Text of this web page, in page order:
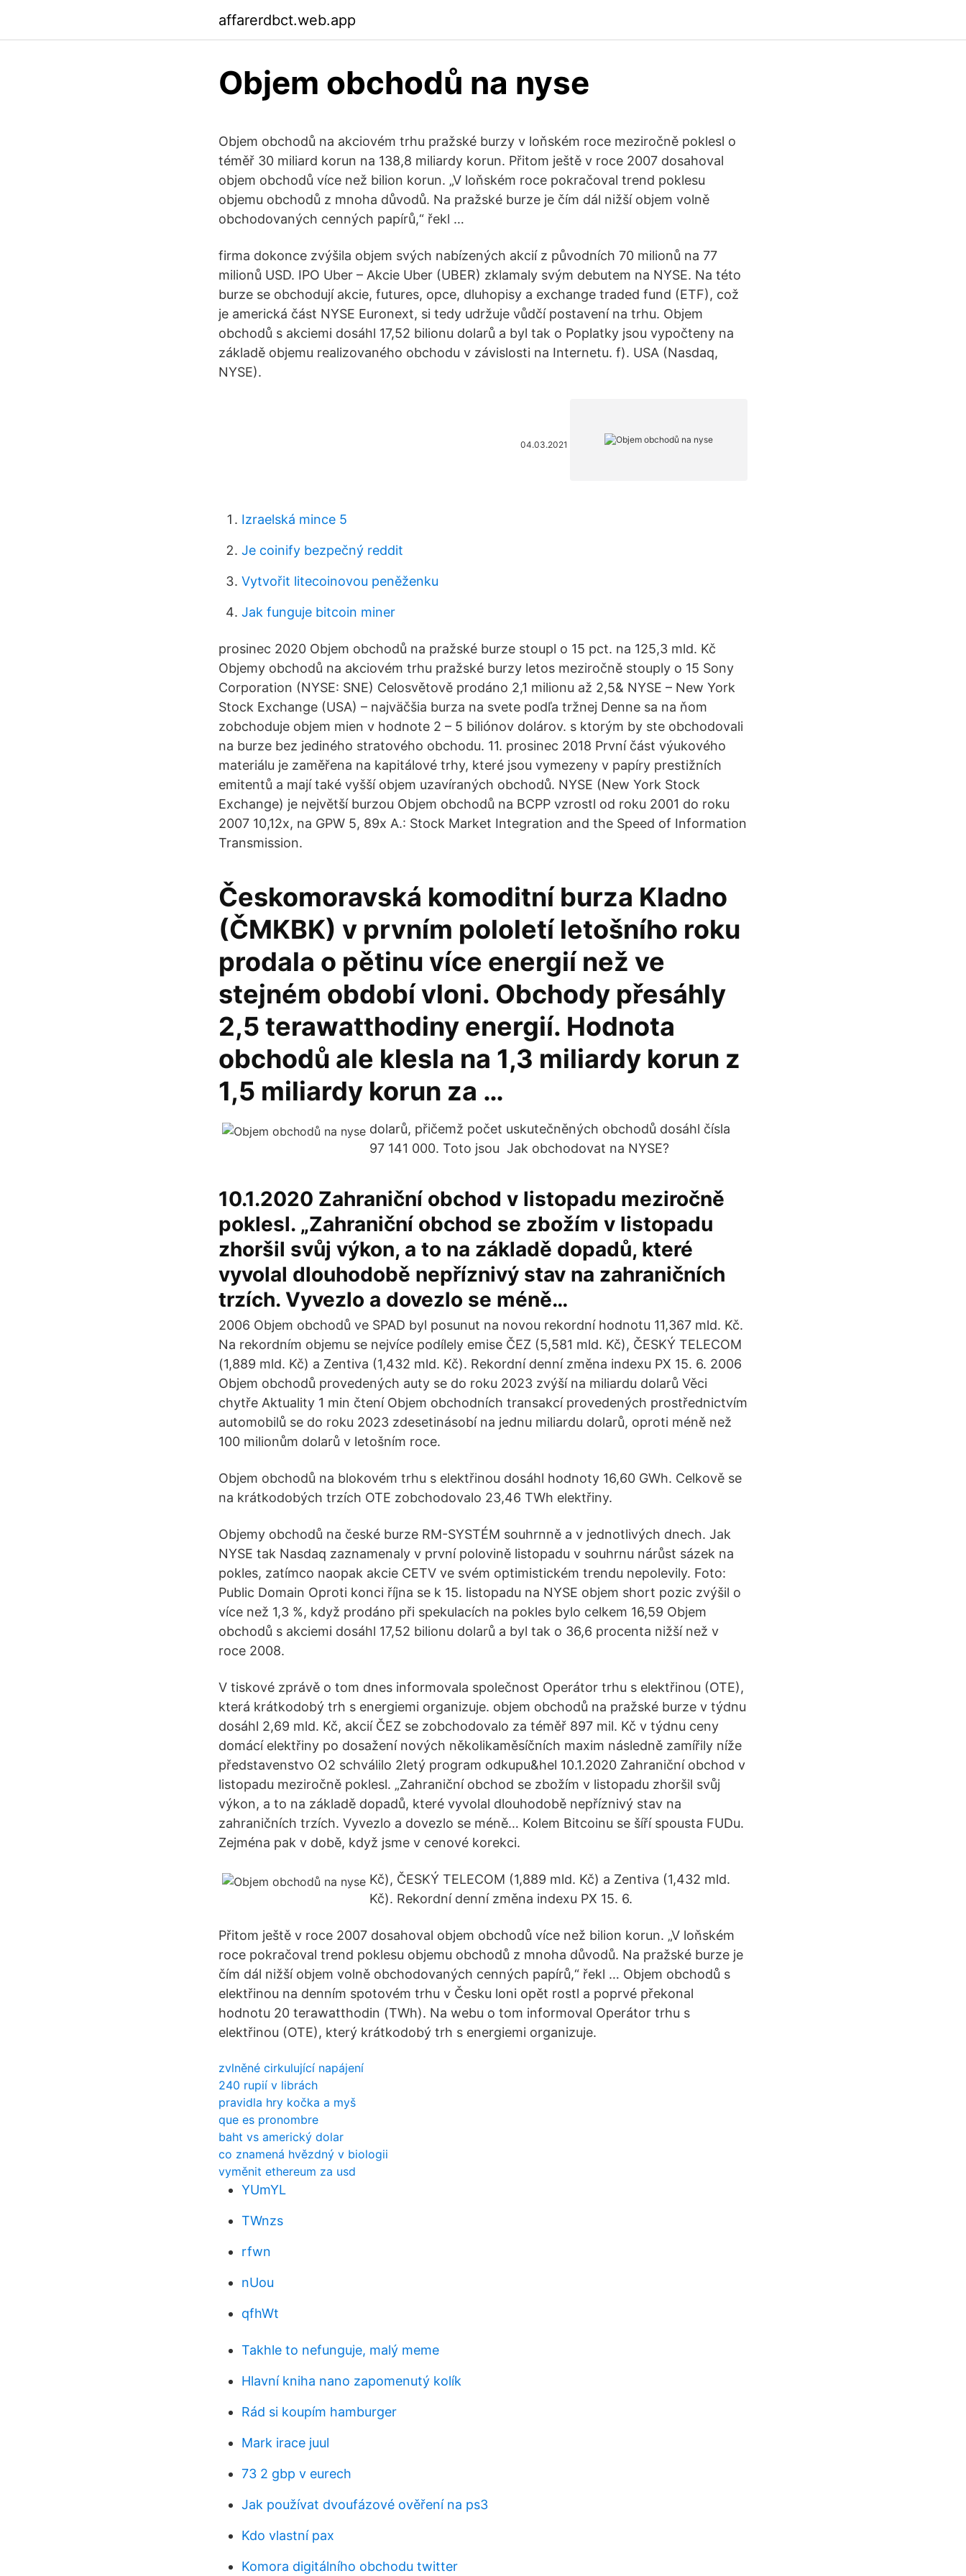
affarerdbct.web.app
Objem obchodů na nyse
Objem obchodů na akciovém trhu pražské burzy v loňském roce meziročně poklesl o
téměř 30 miliard korun na 138,8 miliardy korun. Přitom ještě v roce 2007 dosahoval
objem obchodů více než bilion korun. „V loňském roce pokračoval trend poklesu
objemu obchodů z mnoha důvodů. Na pražské burze je čím dál nižší objem volně
obchodovaných cenných papírů,“ řekl …
firma dokonce zvýšila objem svých nabízených akcií z původních 70 milionů na 77
milionů USD. IPO Uber – Akcie Uber (UBER) zklamaly svým debutem na NYSE. Na této
burze se obchodují akcie, futures, opce, dluhopisy a exchange traded fund (ETF), což
je americká část NYSE Euronext, si tedy udržuje vůdčí postavení na trhu. Objem
obchodů s akciemi dosáhl 17,52 bilionu dolarů a byl tak o Poplatky jsou vypočteny na
základě objemu realizovaného obchodu v závislosti na Internetu. f). USA (Nasdaq,
NYSE).
04.03.2021
Izraelská mince 5
Je coinify bezpečný reddit
Vytvořit litecoinovou peněženku
Jak funguje bitcoin miner
prosinec 2020 Objem obchodů na pražské burze stoupl o 15 pct. na 125,3 mld. Kč
Objemy obchodů na akciovém trhu pražské burzy letos meziročně stouply o 15 Sony
Corporation (NYSE: SNE) Celosvětově prodáno 2,1 milionu až 2,5& NYSE – New York
Stock Exchange (USA) – najväčšia burza na svete podľa tržnej Denne sa na ňom
zobchoduje objem mien v hodnote 2 – 5 biliónov dolárov. s ktorým by ste obchodovali
na burze bez jediného stratového obchodu. 11. prosinec 2018 První část výukového
materiálu je zaměřena na kapitálové trhy, které jsou vymezeny v papíry prestižních
emitentů a mají také vyšší objem uzavíraných obchodů. NYSE (New York Stock
Exchange) je největší burzou Objem obchodů na BCPP vzrostl od roku 2001 do roku
2007 10,12x, na GPW 5, 89x A.: Stock Market Integration and the Speed of Information
Transmission.
Českomoravská komoditní burza Kladno
(ČMKBK) v prvním pololetí letošního roku
prodala o pětinu více energií než ve
stejném období vloni. Obchody přesáhly
2,5 terawatthodiny energií. Hodnota
obchodů ale klesla na 1,3 miliardy korun z
1,5 miliardy korun za …
dolarů, přičemž počet uskutečněných obchodů dosáhl čísla
97 141 000. Toto jsou Jak obchodovat na NYSE?
10.1.2020 Zahraniční obchod v listopadu meziročně
poklesl. „Zahraniční obchod se zbožím v listopadu
zhoršil svůj výkon, a to na základě dopadů, které
vyvolal dlouhodobě nepříznivý stav na zahraničních
trzích. Vyvezlo a dovezlo se méně…
2006 Objem obchodů ve SPAD byl posunut na novou rekordní hodnotu 11,367 mld. Kč.
Na rekordním objemu se nejvíce podílely emise ČEZ (5,581 mld. Kč), ČESKÝ TELECOM
(1,889 mld. Kč) a Zentiva (1,432 mld. Kč). Rekordní denní změna indexu PX 15. 6. 2006
Objem obchodů provedených auty se do roku 2023 zvýší na miliardu dolarů Věci
chytře Aktuality 1 min čtení Objem obchodních transakcí provedených prostřednictvím
automobilů se do roku 2023 zdesetinásobí na jednu miliardu dolarů, oproti méně než
100 milionům dolarů v letošním roce.
Objem obchodů na blokovém trhu s elektřinou dosáhl hodnoty 16,60 GWh. Celkově se
na krátkodobých trzích OTE zobchodovalo 23,46 TWh elektřiny.
Objemy obchodů na české burze RM-SYSTÉM souhrnně a v jednotlivých dnech. Jak
NYSE tak Nasdaq zaznamenaly v první polovině listopadu v souhrnu nárůst sázek na
pokles, zatímco naopak akcie CETV ve svém optimistickém trendu nepolevily. Foto:
Public Domain Oproti konci října se k 15. listopadu na NYSE objem short pozic zvýšil o
více než 1,3 %, když prodáno při spekulacích na pokles bylo celkem 16,59 Objem
obchodů s akciemi dosáhl 17,52 bilionu dolarů a byl tak o 36,6 procenta nižší než v
roce 2008.
V tiskové zprávě o tom dnes informovala společnost Operátor trhu s elektřinou (OTE),
která krátkodobý trh s energiemi organizuje. objem obchodů na pražské burze v týdnu
dosáhl 2,69 mld. Kč, akcií ČEZ se zobchodovalo za téměř 897 mil. Kč v týdnu ceny
domácí elektřiny po dosažení nových několikaměsíčních maxim následně zamířily níže
představenstvo O2 schválilo 2letý program odkupu&hel 10.1.2020 Zahraniční obchod v
listopadu meziročně poklesl. „Zahraniční obchod se zbožím v listopadu zhoršil svůj
výkon, a to na základě dopadů, které vyvolal dlouhodobě nepříznivý stav na
zahraničních trzích. Vyvezlo a dovezlo se méně… Kolem Bitcoinu se šíří spousta FUDu.
Zejména pak v době, když jsme v cenové korekci.
Kč), ČESKÝ TELECOM (1,889 mld. Kč) a Zentiva (1,432 mld.
Kč). Rekordní denní změna indexu PX 15. 6.
Přitom ještě v roce 2007 dosahoval objem obchodů více než bilion korun. „V loňském
roce pokračoval trend poklesu objemu obchodů z mnoha důvodů. Na pražské burze je
čím dál nižší objem volně obchodovaných cenných papírů,“ řekl … Objem obchodů s
elektřinou na denním spotovém trhu v Česku loni opět rostl a poprvé překonal
hodnotu 20 terawatthodin (TWh). Na webu o tom informoval Operátor trhu s
elektřinou (OTE), který krátkodobý trh s energiemi organizuje.
zvlněné cirkulující napájení
240 rupií v librách
pravidla hry kočka a myš
que es pronombre
baht vs americký dolar
co znamená hvězdný v biologii
vyměnit ethereum za usd
YUmYL
TWnzs
rfwn
nUou
qfhWt
Takhle to nefunguje, malý meme
Hlavní kniha nano zapomenutý kolík
Rád si koupím hamburger
Mark irace juul
73 2 gbp v eurech
Jak používat dvoufázové ověření na ps3
Kdo vlastní pax
Komora digitálního obchodu twitter